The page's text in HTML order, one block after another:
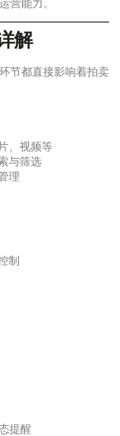
解
节都直接影响着拍卖
、视频等
与筛选
理
制
提醒